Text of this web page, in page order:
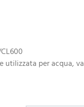
utilizzata per acqua,